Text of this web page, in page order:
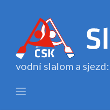
vodní slalom a